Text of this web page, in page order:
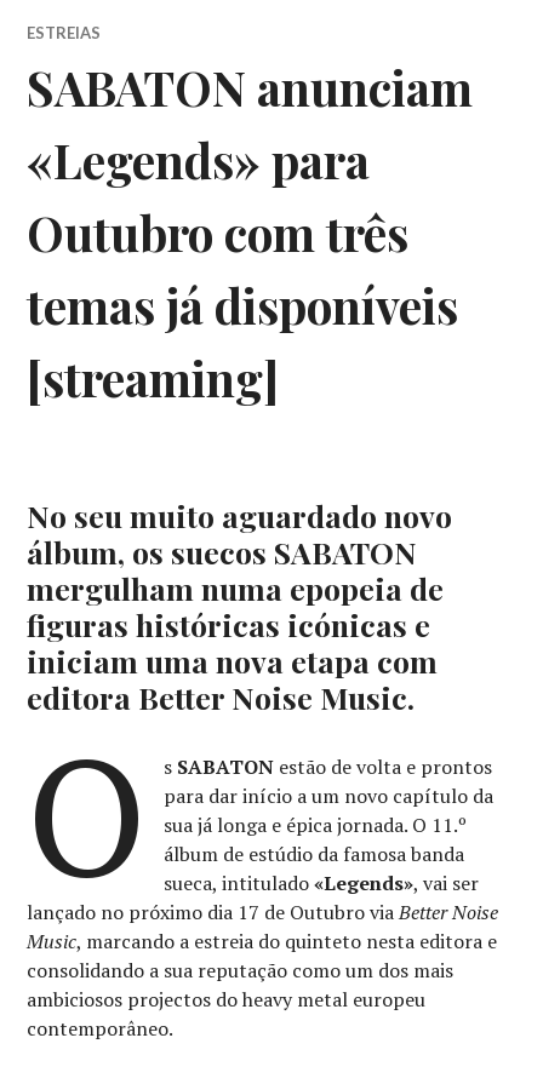
ESTREIAS
SABATON anunciam
«Legends» para
Outubro com três
temas já disponíveis
[streaming]
No seu muito aguardado novo
álbum, os suecos SABATON
mergulham numa epopeia de
figuras históricas icónicas e
iniciam uma nova etapa com
editora Better Noise Music.
O s SABATONestão de volta e prontos
para dar início a um novo capítulo da
sua já longa e épica jornada. O 11.º
álbum de estúdio da famosa banda
sueca, intitulado«Legends», vai ser
lançado no próximo dia 17 de Outubro viaBetter Noise
Music, marcando a estreia do quinteto nesta editora e
consolidando a sua reputação como um dos mais
ambiciosos projectos do heavy metal europeu
contemporâneo.